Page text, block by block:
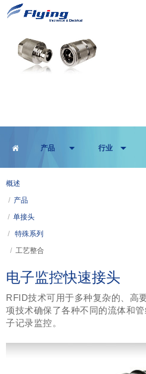
产品 行业
概述
/ 产品
/ 单接头
/
特殊系列
/ 工艺整合
电子监控快速接头
RFID技术可用于多种复杂的、高
项技术确保了各种不同的流体和
子记录监控。